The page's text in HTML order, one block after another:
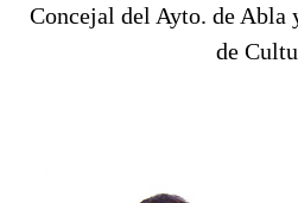
Concejal del Ayto. de Abla
de